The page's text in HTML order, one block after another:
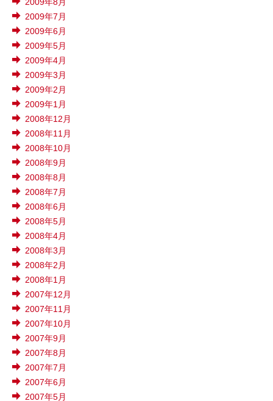
2009年7月
2009年6月
2009年5月
2009年4月
2009年3月
2009年2月
2009年1月
2008年12月
2008年11月
2008年10月
2008年9月
2008年8月
2008年7月
2008年6月
2008年5月
2008年4月
2008年3月
2008年2月
2008年1月
2007年12月
2007年11月
2007年10月
2007年9月
2007年8月
2007年7月
2007年6月
2007年5月